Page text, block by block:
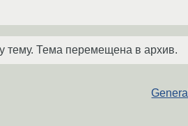
тему. Тема перемещена в архив.
General